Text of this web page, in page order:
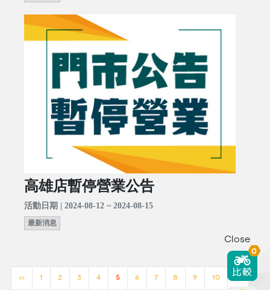
高雄店暫停營業公告
活動日期 | 2024-08-12 ~ 2024-08-15
最新消息
<< 1 2 3 4 5 6 7 8 9 10 >>
Close
0